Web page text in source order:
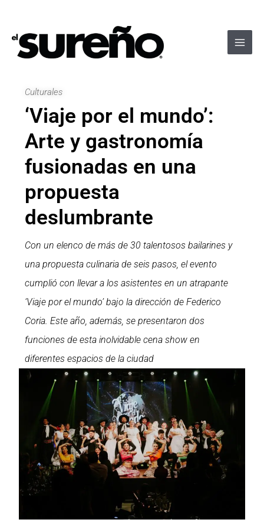
contenido
Culturales
‘Viaje por el mundo’:
Arte y gastronomía
fusionadas en una
propuesta
deslumbrante
Con un elenco de más de 30 talentosos bailarines y
una propuesta culinaria de seis pasos, el evento
cumplió con llevar a los asistentes en un atrapante
‘Viaje por el mundo’ bajo la dirección de Federico
Coria. Este año, además, se presentaron dos
funciones de esta inolvidable cena show en
diferentes espacios de la ciudad
entradas